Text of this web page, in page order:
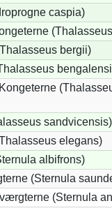
caspia)
bergii)
sandvicensis)
elegans)
albifrons)
(Sternula
(Sternula